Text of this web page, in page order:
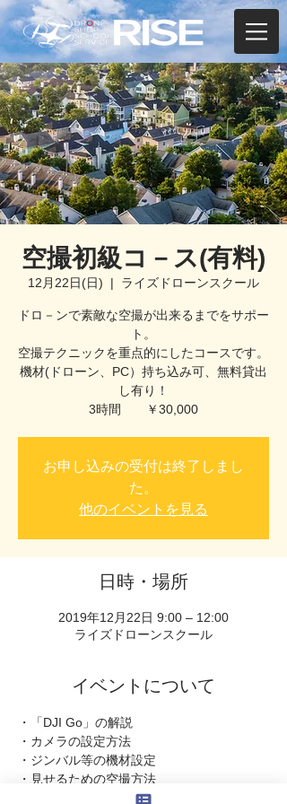
空撮初級コ－ス(有料)
12月22日(日)
  |
ライズドローンスクール
ドロ－ンで素敵な空撮が出来るまでをサポー
ト。
空撮テクニックを重点的にしたコースです。
機材(ドローン、PC）持ち込み可、無料貸出
し有り！
3時間 ￥30,000
お申し込みの受付は終了しまし
た。
他のイベントを見る
日時・場所
2019年12月22日 9:00 – 12:00
ライズドローンスクール
イベントについて
・「DJI Go」の解説
・カメラの設定方法
・ジンバル等の機材設定
・見せるための空撮方法
・編集アプリの解説